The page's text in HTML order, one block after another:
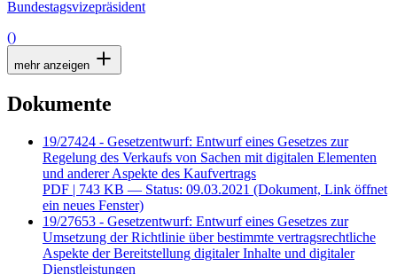
Bundestagsvizepräsident
()
mehr anzeigen
Dokumente
19/27424 - Gesetzentwurf: Entwurf eines Gesetzes zur
Regelung des Verkaufs von Sachen mit digitalen Elementen
und anderer Aspekte des Kaufvertrags
PDF | 743 KB — Status: 09.03.2021 (Dokument, Link öffnet
ein neues Fenster)
19/27653 - Gesetzentwurf: Entwurf eines Gesetzes zur
Umsetzung der Richtlinie über bestimmte vertragsrechtliche
Aspekte der Bereitstellung digitaler Inhalte und digitaler
Dienstleistungen